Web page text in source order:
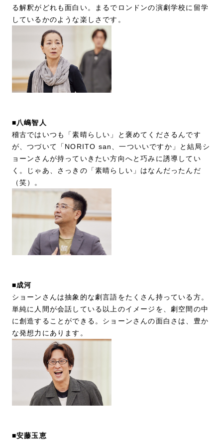
る解釈がどれも面白い。まるでロンドンの演劇学校に留学
しているかのような楽しさです。
■八嶋智人
稽古ではいつも「素晴らしい」と褒めてくださるんです
が、つづいて「NORITO san、一ついいですか」と結局シ
ョーンさんが持っていきたい方向へと巧みに誘導してい
く。じゃあ、さっきの「素晴らしい」はなんだったんだ
（笑）。
■成河
ショーンさんは抽象的な劇言語をたくさん持っている方。
単純に人間が会話している以上のイメージを、劇空間の中
に創造することができる。ショーンさんの面白さは、豊か
な発想力にあります。
■安藤玉恵